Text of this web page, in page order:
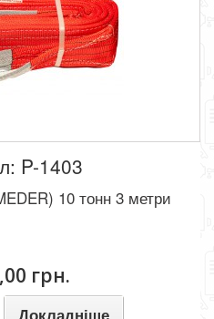
P-1403
10 тонн 3 метри
грн.